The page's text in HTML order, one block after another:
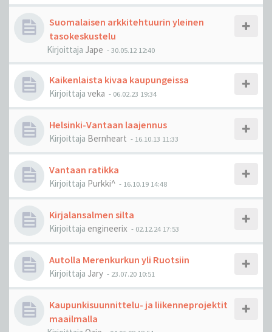
Suomalaisen arkkitehtuurin yleinen
tasokeskustelu
Kirjoittaja Jape -30.05.12 12:40
Kaikenlaista kivaa kaupungeissa
Kirjoittaja veka - 06.02.23 19:34
Helsinki-Vantaan laajennus
Kirjoittaja Bernheart - 16.10.13 11:33
Vantaan ratikka
Kirjoittaja Purkki^ - 16.10.19 14:48
Kirjalansalmen silta
Kirjoittaja engineerix - 02.12.24 17:53
Autolla Merenkurkun yli Ruotsiin
Kirjoittaja Jary - 23.07.20 10:51
Kaupunkisuunnittelu- ja liikenneprojektit
maailmalla